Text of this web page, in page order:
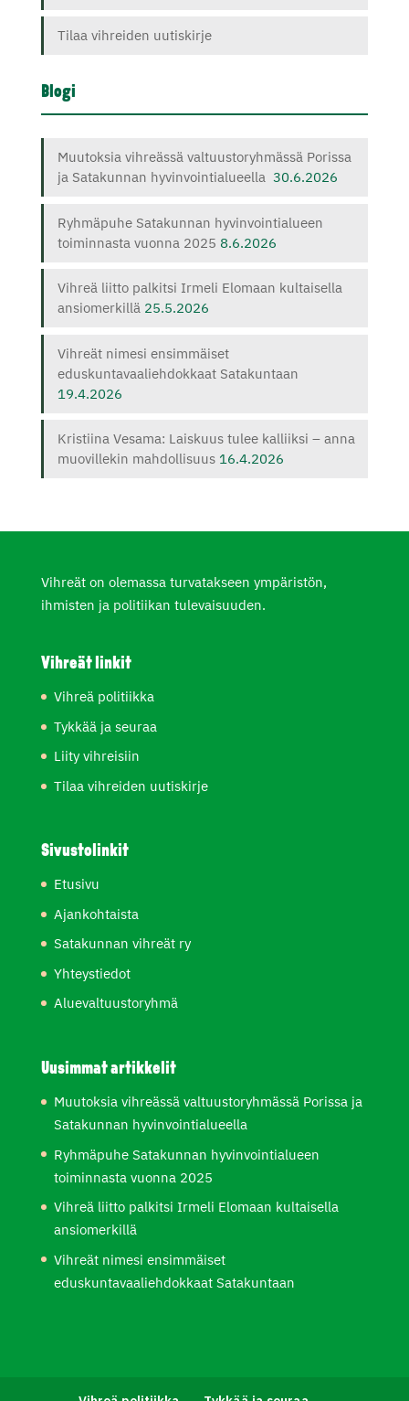
Tilaa vihreiden uutiskirje
Blogi
Muutoksia vihreässä valtuustoryhmässä Porissa
ja Satakunnan hyvinvointialueella 30.6.2026
Ryhmäpuhe Satakunnan hyvinvointialueen
toiminnasta vuonna 2025 8.6.2026
Vihreä liitto palkitsi Irmeli Elomaan kultaisella
ansiomerkillä 25.5.2026
Vihreät nimesi ensimmäiset
eduskuntavaaliehdokkaat Satakuntaan
19.4.2026
Kristiina Vesama: Laiskuus tulee kalliiksi – anna
muovillekin mahdollisuus 16.4.2026
Vihreät on olemassa turvatakseen ympäristön,
ihmisten ja politiikan tulevaisuuden.
Vihreät linkit
Vihreä politiikka
Tykkää ja seuraa
Liity vihreisiin
Tilaa vihreiden uutiskirje
Sivustolinkit
Etusivu
Ajankohtaista
Satakunnan vihreät ry
Yhteystiedot
Aluevaltuustoryhmä
Uusimmat artikkelit
Muutoksia vihreässä valtuustoryhmässä Porissa ja
Satakunnan hyvinvointialueella
Ryhmäpuhe Satakunnan hyvinvointialueen
toiminnasta vuonna 2025
Vihreä liitto palkitsi Irmeli Elomaan kultaisella
ansiomerkillä
Vihreät nimesi ensimmäiset
eduskuntavaaliehdokkaat Satakuntaan